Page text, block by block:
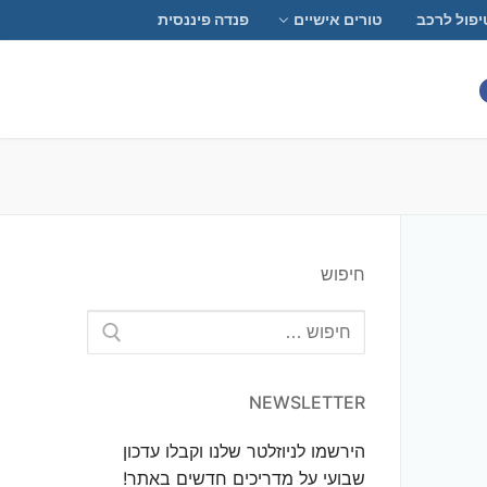
לרכב טורים אישיים פנדה פיננסית
חיפוש
NEWSLETTER
הירשמו לניוזלטר שלנו וקבלו עדכון
שבועי על מדריכים חדשים באתר!